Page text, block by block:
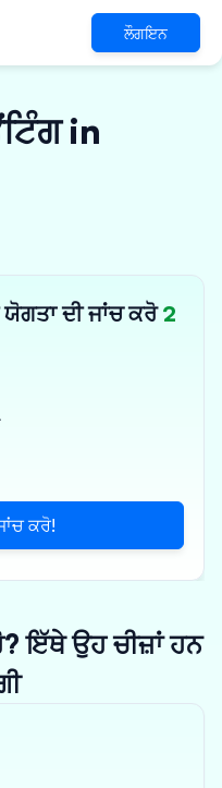
ਲੌਗਇਨ
in
ਦੀ ਜਾਂਚ ਕਰੋ2
ਕਰੋ!
ਇੱਥੇ ਉਹ ਚੀਜ਼ਾਂ ਹਨ